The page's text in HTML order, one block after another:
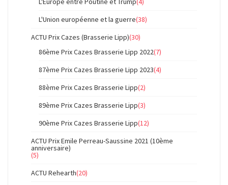
L'Union européenne et la guerre(38)
ACTU Prix Cazes (Brasserie Lipp)(30)
86ème Prix Cazes Brasserie Lipp 2022(7)
87ème Prix Cazes Brasserie Lipp 2023(4)
88ème Prix Cazes Brasserie Lipp(2)
89ème Prix Cazes Brasserie Lipp(3)
90ème Prix Cazes Brasserie Lipp(12)
ACTU Prix Emile Perreau-Saussine 2021 (10ème
anniversaire)
(5)
ACTU Rehearth(20)